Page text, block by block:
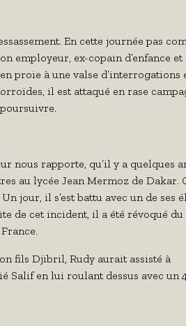
En cette journée pas
employeur, ex-copain d’enfance et
proie à une valse d’interrogations
il est attaqué en rase
nous rapporte, qu’il y a quelques
au lycée Jean Mermoz de Dakar.
jour, il s’est battu avec un de ses
de cet incident, il a été révoqué du
fils Djibril, Rudy aurait assisté à
Salif en lui roulant dessus avec un